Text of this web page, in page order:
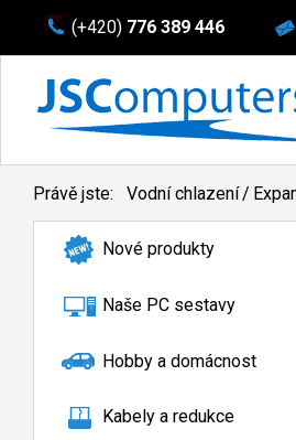
(+420) 776 389 446
Právě jste: Vodní chlazení/
Nové produkty
Naše PC sestavy
Hobby a domácnost
Kabely a redukce